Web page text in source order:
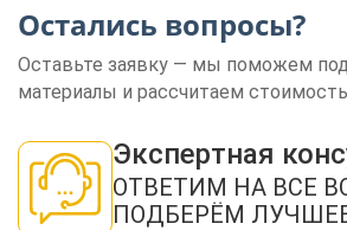
Остались вопросы?
Оставьте заявку — мы поможем
материалы и рассчитаем
Экспертная
ОТВЕТИМ НА ВСЕ
ПОДБЕРЁМ
ЗАКАЗАТЬ